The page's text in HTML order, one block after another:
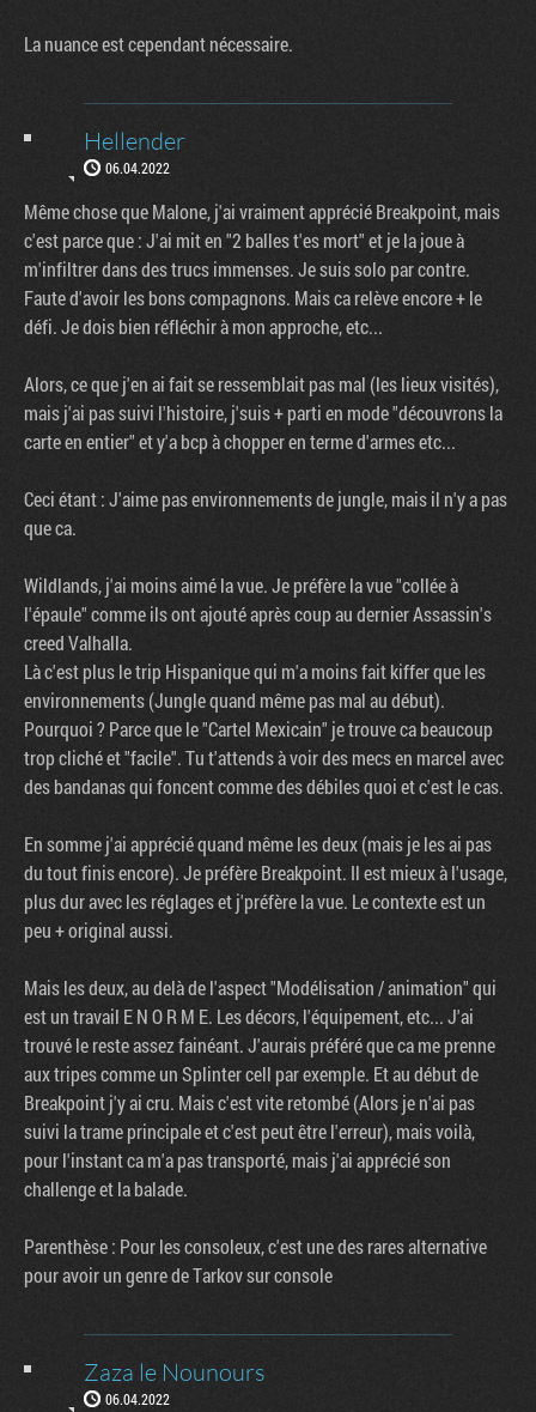
La nuance est cependant nécessaire.
Hellender
06.04.2022
Même chose que Malone, j'ai vraiment apprécié Breakpoint, mais
c'est parce que : J'ai mit en "2 balles t'es mort" et je la joue à
m'infiltrer dans des trucs immenses. Je suis solo par contre.
Faute d'avoir les bons compagnons. Mais ca relève encore + le
défi. Je dois bien réfléchir à mon approche, etc...
Alors, ce que j'en ai fait se ressemblait pas mal (les lieux visités),
mais j'ai pas suivi l'histoire, j'suis + parti en mode "découvrons la
carte en entier" et y'a bcp à chopper en terme d'armes etc...
Ceci étant : J'aime pas environnements de jungle, mais il n'y a pas
que ca.
Wildlands, j'ai moins aimé la vue. Je préfère la vue "collée à
l'épaule" comme ils ont ajouté après coup au dernier Assassin's
creed Valhalla.
Là c'est plus le trip Hispanique qui m'a moins fait kiffer que les
environnements (Jungle quand même pas mal au début).
Pourquoi ? Parce que le "Cartel Mexicain" je trouve ca beaucoup
trop cliché et "facile". Tu t'attends à voir des mecs en marcel avec
des bandanas qui foncent comme des débiles quoi et c'est le cas.
En somme j'ai apprécié quand même les deux (mais je les ai pas
du tout finis encore). Je préfère Breakpoint. Il est mieux à l'usage,
plus dur avec les réglages et j'préfère la vue. Le contexte est un
peu + original aussi.
Mais les deux, au delà de l'aspect "Modélisation / animation" qui
est un travail E N O R M E. Les décors, l'équipement, etc... J'ai
trouvé le reste assez fainéant. J'aurais préféré que ca me prenne
aux tripes comme un Splinter cell par exemple. Et au début de
Breakpoint j'y ai cru. Mais c'est vite retombé (Alors je n'ai pas
suivi la trame principale et c'est peut être l'erreur), mais voilà,
pour l'instant ca m'a pas transporté, mais j'ai apprécié son
challenge et la balade.
Parenthèse : Pour les consoleux, c'est une des rares alternative
pour avoir un genre de Tarkov sur console
Zaza le Nounours
06.04.2022